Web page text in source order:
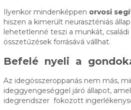
Ilyenkor mindenképpen orvosi
hiszen a kimerült neuraszténiás
lehetetlenné teszi a munkát,
összetűzések forrásává vállhat.
Befelé nyeli a
Az idegösszeroppanás nem más,
ideggyengeséggel járó állapot,
idegrendszer fokozott